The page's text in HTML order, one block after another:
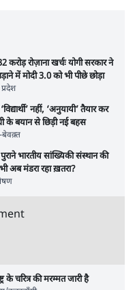
वित्तीय धोखाधड़ी का
शिक्षक हैं। उन्होंने
विश्वविद्यालय वर्धा
प्रमुख हिन्दी पत्रों में स्तंभ